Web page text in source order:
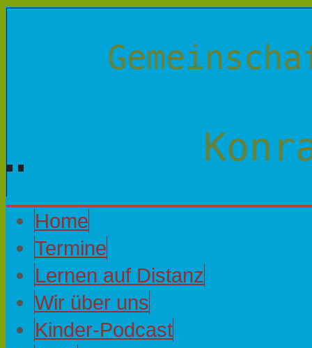
Home
Termine
Lernen auf Distanz
Wir über uns
Kinder-Podcast